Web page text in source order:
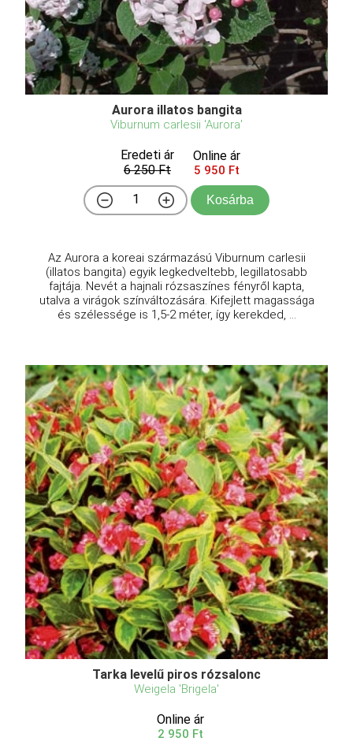
Aurora illatos bangita
Viburnum carlesii 'Aurora'
Eredeti ár
6 250 Ft
Online ár
5 950 Ft
Kosárba
Az Aurora a koreai származású Viburnum carlesii
(illatos bangita) egyik legkedveltebb, legillatosabb
fajtája. Nevét a hajnali rózsaszínes fényről kapta,
utalva a virágok színváltozására. Kifejlett magassága
és szélessége is 1,5-2 méter, így kerekded, ...
Tarka levelű piros rózsalonc
Weigela 'Brigela'
Online ár
2 950 Ft